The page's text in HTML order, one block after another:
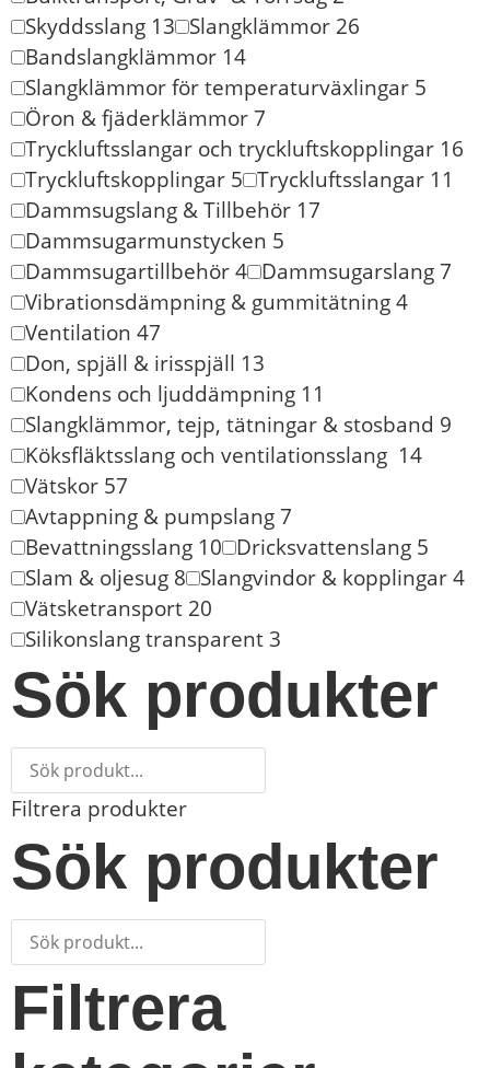
Skyddsslang 13 Slangklämmor 26
Bandslangklämmor 14
Slangklämmor för temperaturväxlingar 5
Öron & fjäderklämmor7
Tryckluftsslangar och tryckluftskopplingar 16
Tryckluftskopplingar 5 Tryckluftsslangar 11
Dammsugslang & Tillbehör 17
Dammsugarmunstycken 5
Dammsugartillbehör4 Dammsugarslang7
Vibrationsdämpning & gummitätning4
Ventilation 47
Don, spjäll & irisspjäll 13
Kondens och ljuddämpning 11
Slangklämmor, tejp, tätningar & stosband 9
Köksfläktsslang och ventilationsslang 14
Vätskor 57
Avtappning & pumpslang7
Bevattningsslang 10 Dricksvattenslang 5
Slam & oljesug 8 Slangvindor & kopplingar4
Vätsketransport 20
Silikonslang transparent3
Sök produkter
Filtrera produkter
Sök produkter
Filtrera